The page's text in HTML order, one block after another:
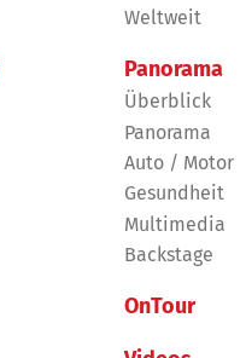
Weltweit
Panorama
Überblick
Panorama
Auto / Motor
Gesundheit
Multimedia
Backstage
OnTour